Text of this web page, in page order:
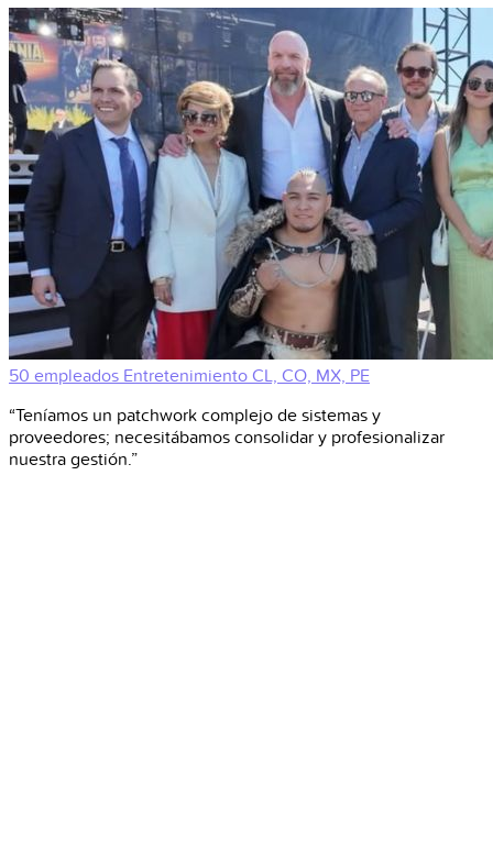
50 empleados Entretenimiento CL, CO, MX, PE
“Teníamos un patchwork complejo de sistemas y
proveedores; necesitábamos consolidar y profesionalizar
nuestra gestión.”